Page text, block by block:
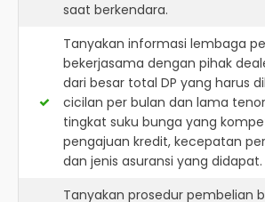
saat berkendara.
Tanyakan informasi lembaga
bekerjasama dengan pihak
dari besar total DP yang harus
cicilan per bulan dan lama
tingkat suku bunga yang
pengajuan kredit, kecepatan
dan jenis asuransi yang didapat.
Tanyakan prosedur pembelian